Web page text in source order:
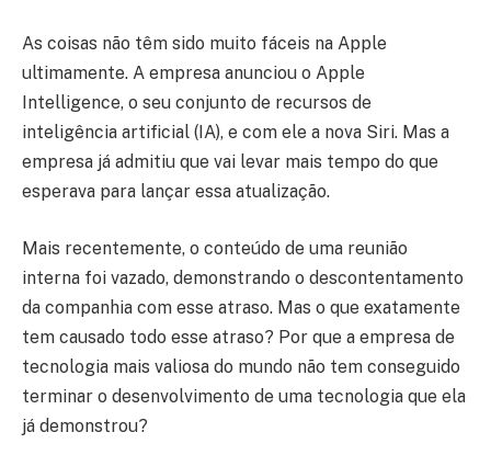
As coisas não têm sido muito fáceis na Apple
ultimamente. A empresa anunciou o Apple
Intelligence, o seu conjunto de recursos de
inteligência artificial (IA), e com ele a nova Siri. Mas a
empresa já admitiu que vai levar mais tempo do que
esperava para lançar essa atualização.
Mais recentemente, o conteúdo de uma reunião
interna foi vazado, demonstrando o descontentamento
da companhia com esse atraso. Mas o que exatamente
tem causado todo esse atraso? Por que a empresa de
tecnologia mais valiosa do mundo não tem conseguido
terminar o desenvolvimento de uma tecnologia que ela
já demonstrou?